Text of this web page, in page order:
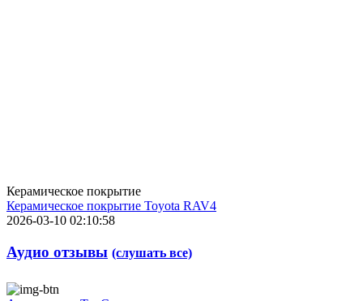
Керамическое покрытие
Керамическое покрытие Toyota RAV4
2026-03-10 02:10:58
Аудио отзывы (слушать все)